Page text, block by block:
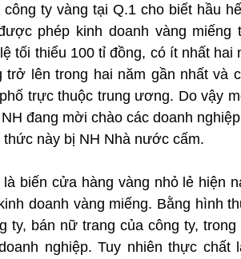
ty vàng tại Q.1 cho biết hầu
phép kinh doanh vàng
tối thiểu 100 tỉ đồng, có ít nhất
trở lên trong hai năm gần nhất và
trực thuộc trung ương. Do vậy
đang mời chào các doanh
này bị NH Nhà nước cấm.
biến cửa hàng vàng nhỏ lẻ hiện
doanh vàng miếng. Bằng hình
ty, bán nữ trang của công ty,
nghiệp. Tuy nhiên thực